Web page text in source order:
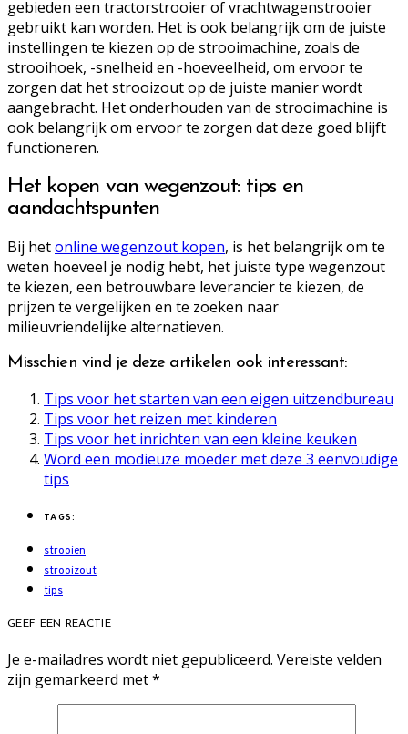
gebieden een tractorstrooier of vrachtwagenstrooier
gebruikt kan worden. Het is ook belangrijk om de juiste
instellingen te kiezen op de strooimachine, zoals de
strooihoek, -snelheid en -hoeveelheid, om ervoor te
zorgen dat het strooizout op de juiste manier wordt
aangebracht. Het onderhouden van de strooimachine is
ook belangrijk om ervoor te zorgen dat deze goed blijft
functioneren.
Het kopen van wegenzout: tips en
aandachtspunten
Bij hetonline wegenzout kopen, is het belangrijk om te
weten hoeveel je nodig hebt, het juiste type wegenzout
te kiezen, een betrouwbare leverancier te kiezen, de
prijzen te vergelijken en te zoeken naar
milieuvriendelijke alternatieven.
Misschien vind je deze artikelen ook interessant:
Tips voor het starten van een eigen uitzendbureau
Tips voor het reizen met kinderen
Tips voor het inrichten van een kleine keuken
Word een modieuze moeder met deze 3 eenvoudige
tips
TAGS:
strooien
strooizout
tips
GEEF EEN REACTIE
Je e-mailadres wordt niet gepubliceerd. Vereiste velden
zijn gemarkeerd met*